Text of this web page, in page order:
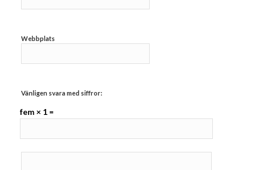
Webbplats
Vänligen svara med siffror:
fem × 1 =